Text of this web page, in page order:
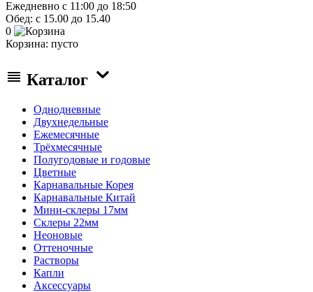
Ежедневно с 11:00 до 18:50
Обед: с 15.00 до 15.40
0
Корзина: пусто
Каталог
Однодневные
Двухнедельные
Ежемесячные
Трёхмесячные
Полугодовые и годовые
Цветные
Карнавальные Корея
Карнавальные Китай
Мини-склеры 17мм
Склеры 22мм
Неоновые
Оттеночные
Растворы
Капли
Аксессуары